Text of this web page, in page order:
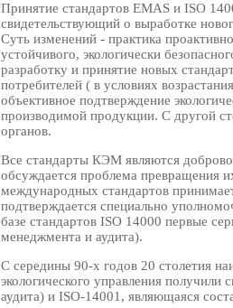
Принятие стандартов EMAS и ISO
свидетельствующий о выработке
Суть изменений - практика
устойчивого, экологически
разработку и принятие новых
потребителей ( в условиях
объективное подтверждение
производимой продукции. С другой
органов.
Все стандарты КЭМ являются
обсуждается проблема превращения
международных стандартов
подтверждается специально
базе стандартов ISO 14000 первые
менеджмента и аудита).
С середины 90-х годов 20 столетия
экологического управления
аудита) и ISO-14001, являющаяся